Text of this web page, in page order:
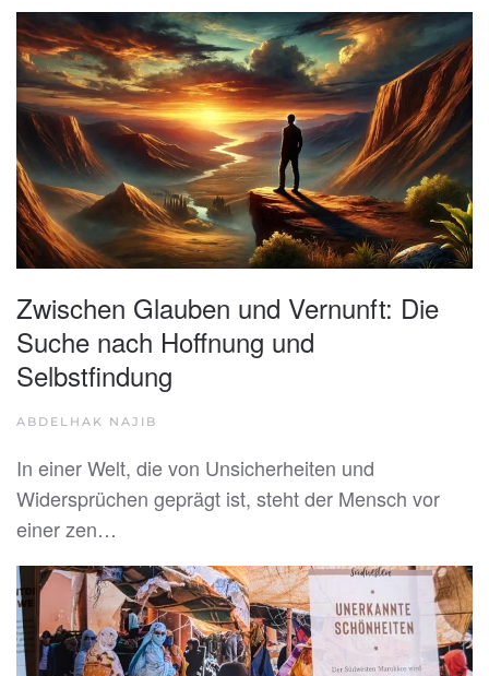
Zwischen Glauben und Vernunft: Die
Suche nach Hoffnung und
Selbstfindung
ABDELHAK NAJIB
In einer Welt, die von Unsicherheiten und
Widersprüchen geprägt ist, steht der Mensch vor
einer zen…